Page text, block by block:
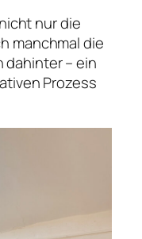
nur die
manchmal die
dahinter – ein
Prozess